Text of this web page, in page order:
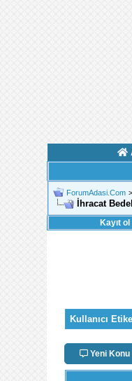
ForumAdasi.Com >
İhracat
Kayıt ol
Kullanıcı
Yeni Konu